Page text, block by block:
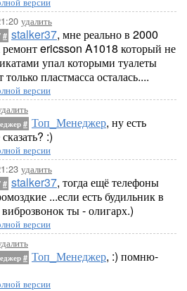
удалить
# stalker37, мне реально в 2000
ремонт ericsson A1018 который не
упал которыми туалеты
пластмасса осталась....
версии
# Топ_Менеджер, ну есть
:)
версии
удалить
# stalker37, тогда ещё телефоны
...если есть будильник в
ты - олигарх.)
версии
# Топ_Менеджер, :) помню-
версии